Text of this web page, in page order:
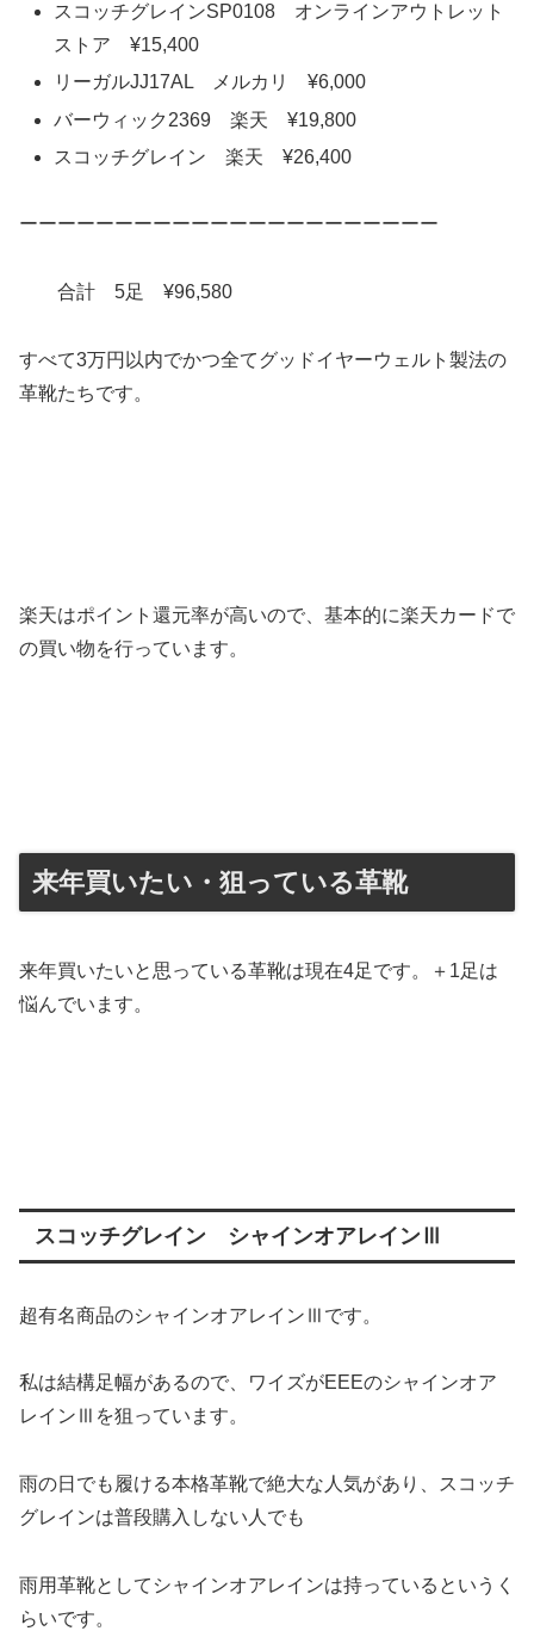
スコッチグレインSP0108 オンラインアウトレット
ストア ¥15,400
リーガルJJ17AL メルカリ ¥6,000
バーウィック2369 楽天 ¥19,800
スコッチグレイン 楽天 ¥26,400
ーーーーーーーーーーーーーーーーーーーーーー
合計 5足 ¥96,580
すべて3万円以内でかつ全てグッドイヤーウェルト製法の
革靴たちです。
楽天はポイント還元率が高いので、基本的に楽天カードで
の買い物を行っています。
来年買いたい・狙っている革靴
来年買いたいと思っている革靴は現在4足です。＋1足は
悩んでいます。
スコッチグレイン シャインオアレインⅢ
超有名商品のシャインオアレインⅢです。
私は結構足幅があるので、ワイズがEEEのシャインオア
レインⅢを狙っています。
雨の日でも履ける本格革靴で絶大な人気があり、スコッチ
グレインは普段購入しない人でも
雨用革靴としてシャインオアレインは持っているというく
らいです。